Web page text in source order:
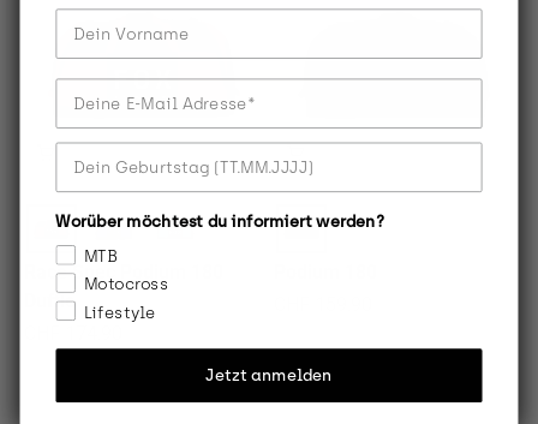
Race Spec Podium 180
Duffle
Dein Vorname
Worüber möchtest du informiert werden?
MTB
Motocross
Lifestyle
Jetzt anmelden